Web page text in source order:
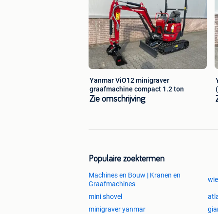
Inruil mogelijk van de volgende
Komatsu, Weidemann, Manitou,
Neuson, Kramer, Norcar, Knikmops,
Hitachi, Atlas, Weicor, Weycor, overig
Mogelijkheden om te huren? Dat
website en klik op verhuur voor alle
Yanmar ViO12 minigraver
graafmachine compact 1.2 ton
Zie omschrijving
Populaire zoektermen
Machines en Bouw | Kranen en
Graafmachines
mini shovel
minigraver yanmar